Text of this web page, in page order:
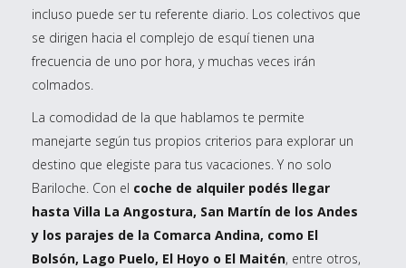
incluso puede ser tu referente diario. Los colectivos que
se dirigen hacia el complejo de esquí tienen una
frecuencia de uno por hora, y muchas veces irán
colmados.
La comodidad de la que hablamos te permite
manejarte según tus propios criterios para explorar un
destino que elegiste para tus vacaciones. Y no solo
Bariloche. Con el coche de alquiler podés llegar
hasta Villa La Angostura, San Martín de los Andes
y los parajes de la Comarca Andina, como El
Bolsón, Lago Puelo, El Hoyo o El Maitén, entre otros,